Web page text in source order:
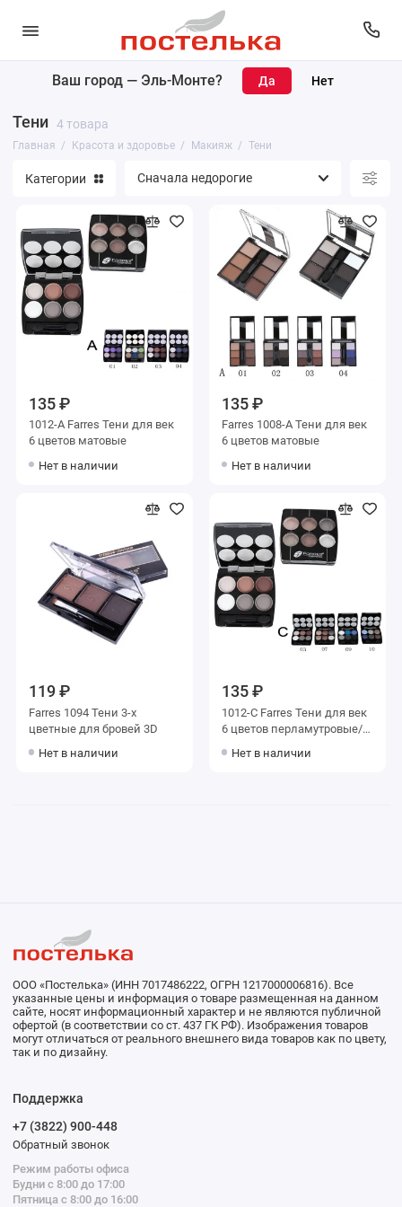
Ваш город — Эль-Монте?
Тени 4 товара
Главная Красота и здоровье Макияж Тени
Карандаши для губ, глаз и бровей
Макияж
Уход за лицом
Уход за телом
Парфюмерия
Уход за волосами
Маникюр и педикюр
Категории
135 ₽
1012-A Farres Тени для век
6 цветов матовые
Нет в наличии
135 ₽
Farres 1008-A Тени для век
6 цветов матовые
Нет в наличии
119 ₽
Farres 1094 Тени 3-х
цветные для бровей 3D
Нет в наличии
135 ₽
1012-С Farres Тени для век
6 цветов перламутровые/
Нет в наличии
ООО «Постелька» (ИНН 7017486222, ОГРН 1217000006816). Все
указанные цены и информация о товаре размещенная на данном
сайте, носят информационный характер и не являются публичной
офертой (в соответствии со ст. 437 ГК РФ). Изображения товаров
могут отличаться от реального внешнего вида товаров как по цвету,
так и по дизайну.
Поддержка
+7 (3822) 900-448
Обратный звонок
Режим работы офиса
Будни с 8:00 до 17:00
Пятница с 8:00 до 16:00